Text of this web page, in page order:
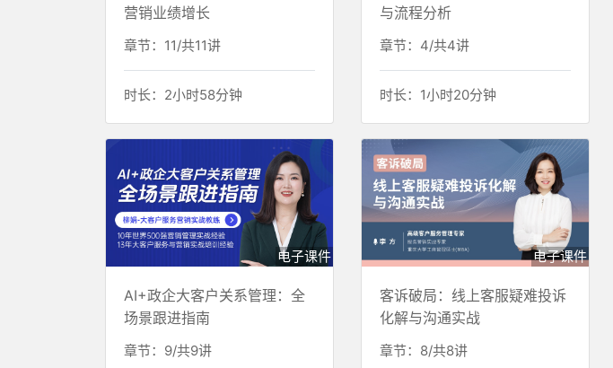
营销业绩增长
章节：11/共11讲
时长：2小时58分钟
与流程分析
章节：4/共4讲
时长：1小时20分钟
电子课件
AI+政企大客户关系管理：全
场景跟进指南
章节：9/共9讲
电子课件
客诉破局：线上客服疑难投诉
化解与沟通实战
章节：8/共8讲